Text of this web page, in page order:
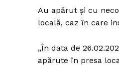
Au apărut și cu
locală, caz în care
„În data de
apărute în presa